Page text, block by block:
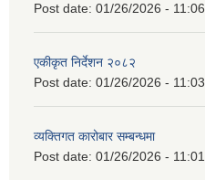
Post date: 01/26/2026 - 11:06
एकीकृत निर्देशन २०८२
Post date: 01/26/2026 - 11:03
व्यक्तिगत कारोबार सम्बन्धमा
Post date: 01/26/2026 - 11:01